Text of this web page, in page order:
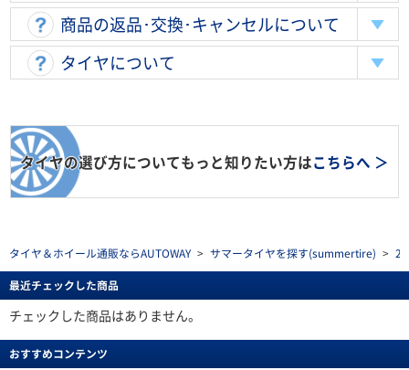
商品の返品･交換･キャンセルについて
タイヤについて
タイヤの選び方についてもっと知りたい方はこちらへ ＞
タイヤ＆ホイール通販ならAUTOWAY > サマータイヤを探す(summertire) >
最近チェックした商品
チェックした商品はありません。
おすすめコンテンツ